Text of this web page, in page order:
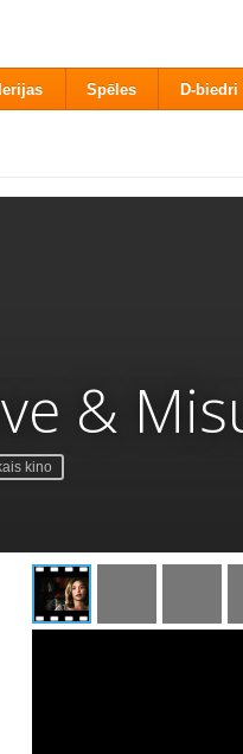
Spēles D-biedri
&
kino